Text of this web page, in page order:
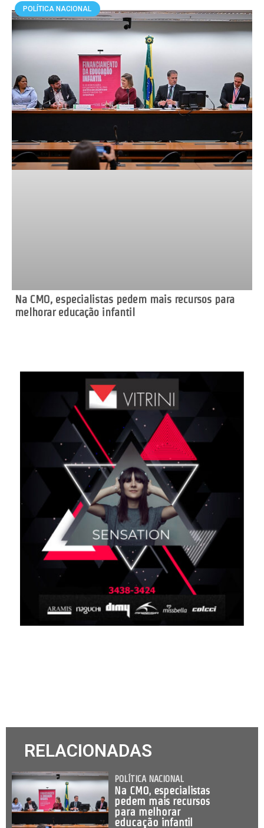
POLÍTICA NACIONAL
Na CMO, especialistas pedem mais recursos para
melhorar educação infantil
RELACIONADAS
POLÍTICA NACIONAL
Na CMO, especialistas
pedem mais recursos
para melhorar
educação infantil